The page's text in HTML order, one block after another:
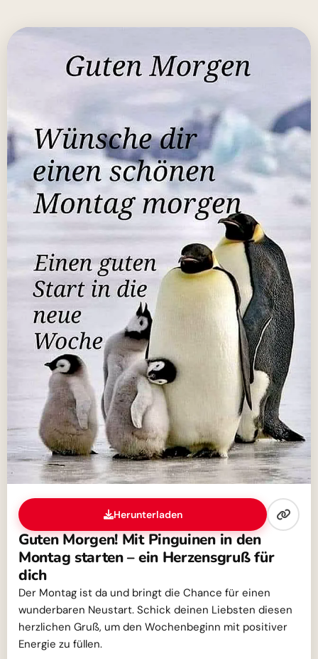
Herunterladen
Guten Morgen! Mit Pinguinen in den
Montag starten – ein Herzensgruß für
dich
Der Montag ist da und bringt die Chance für einen
wunderbaren Neustart. Schick deinen Liebsten diesen
herzlichen Gruß, um den Wochenbeginn mit positiver
Energie zu füllen.